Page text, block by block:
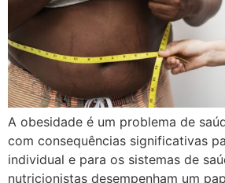
A obesidade é um problema de
com consequências significativas
individual e para os sistemas de
nutricionistas desempenham um